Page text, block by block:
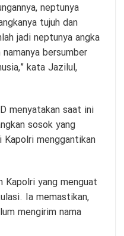
neptunya
tujuh dan
jadi neptunya angka
bersumber
kata Jazilul,
menyatakan saat ini
sosok yang
menggantikan
Kapolri yang menguat
Ia memastikan,
mengirim nama